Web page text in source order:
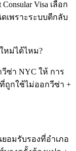
Consular Visa เลือก
เพราะระบบตีกลับ
หม่ได้ไหม?
ซ่า NYC ให้ การ
ที่ถูกใช้ไม่ออกวีซ่า +
อมรับรองที่อำเภอ